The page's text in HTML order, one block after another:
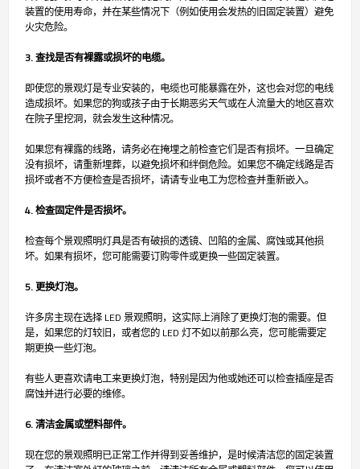
装置的使用寿命，并在某些情况下（例如使用会发热的旧固定装置）避免
火灾危险。
3. 查找是否有裸露或损坏的电缆。
即使您的景观灯是专业安装的，电缆也可能暴露在外，这也会对您的电线
造成损坏。如果您的狗或孩子由于长期恶劣天气或在人流量大的地区喜欢
在院子里挖洞，就会发生这种情况。
如果您有裸露的线路，请务必在掩埋之前检查它们是否有损坏。一旦确定
没有损坏，请重新埋葬，以避免损坏和绊倒危险。如果您不确定线路是否
损坏或者不方便检查是否损坏，请请专业电工为您检查并重新嵌入。
4. 检查固定件是否损坏。
检查每个景观照明灯具是否有破损的透镜、凹陷的金属、腐蚀或其他损
坏。如果有损坏，您可能需要订购零件或更换一些固定装置。
5. 更换灯泡。
许多房主现在选择 LED 景观照明，这实际上消除了更换灯泡的需要。但
是，如果您的灯较旧，或者您的 LED 灯不如以前那么亮，您可能需要定
期更换一些灯泡。
有些人更喜欢请电工来更换灯泡，特别是因为他或她还可以检查插座是否
腐蚀并进行必要的维修。
6. 清洁金属或塑料部件。
现在您的景观照明已正常工作并得到妥善维护，是时候清洁您的固定装置